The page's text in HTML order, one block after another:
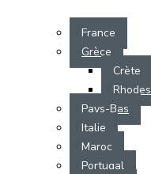
France
Grèce
Crète
Rhodes
Pays-Bas
Italie
Maroc
Portugal